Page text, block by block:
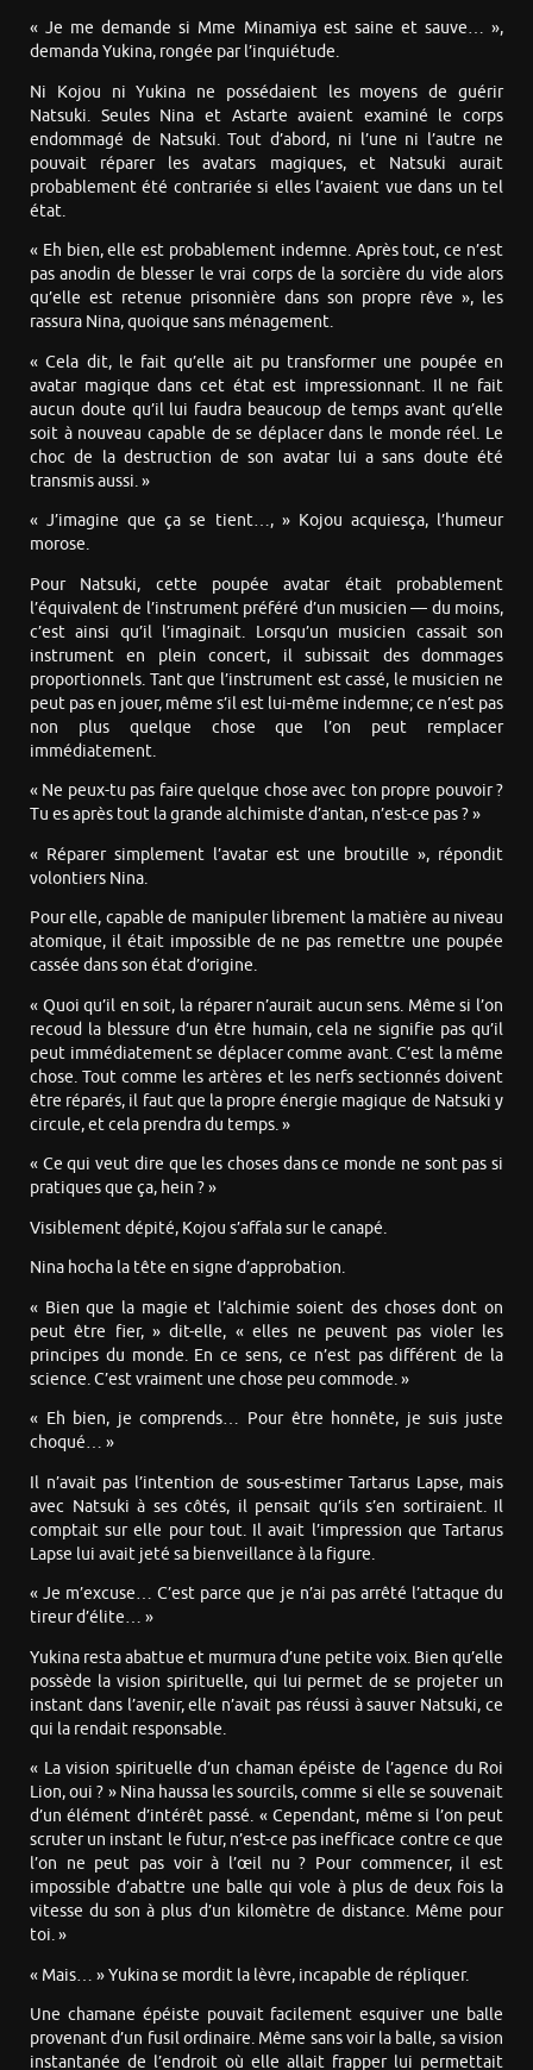
« Je me demande si Mme Minamiya est saine et sauve… »,
demanda Yukina, rongée par l’inquiétude.
Ni Kojou ni Yukina ne possédaient les moyens de guérir
Natsuki. Seules Nina et Astarte avaient examiné le corps
endommagé de Natsuki. Tout d’abord, ni l’une ni l’autre ne
pouvait réparer les avatars magiques, et Natsuki aurait
probablement été contrariée si elles l’avaient vue dans un tel
état.
« Eh bien, elle est probablement indemne. Après tout, ce n’est
pas anodin de blesser le vrai corps de la sorcière du vide alors
qu’elle est retenue prisonnière dans son propre rêve », les
rassura Nina, quoique sans ménagement.
« Cela dit, le fait qu’elle ait pu transformer une poupée en
avatar magique dans cet état est impressionnant. Il ne fait
aucun doute qu’il lui faudra beaucoup de temps avant qu’elle
soit à nouveau capable de se déplacer dans le monde réel. Le
choc de la destruction de son avatar lui a sans doute été
transmis aussi. »
« J’imagine que ça se tient…, » Kojou acquiesça, l’humeur
morose.
Pour Natsuki, cette poupée avatar était probablement
l’équivalent de l’instrument préféré d’un musicien — du moins,
c’est ainsi qu’il l’imaginait. Lorsqu’un musicien cassait son
instrument en plein concert, il subissait des dommages
proportionnels. Tant que l’instrument est cassé, le musicien ne
peut pas en jouer, même s’il est lui-même indemne; ce n’est pas
non plus quelque chose que l’on peut remplacer
immédiatement.
« Ne peux-tu pas faire quelque chose avec ton propre pouvoir ?
Tu es après tout la grande alchimiste d’antan, n’est-ce pas ? »
« Réparer simplement l’avatar est une broutille », répondit
volontiers Nina.
Pour elle, capable de manipuler librement la matière au niveau
atomique, il était impossible de ne pas remettre une poupée
cassée dans son état d’origine.
« Quoi qu’il en soit, la réparer n’aurait aucun sens. Même si l’on
recoud la blessure d’un être humain, cela ne signifie pas qu’il
peut immédiatement se déplacer comme avant. C’est la même
chose. Tout comme les artères et les nerfs sectionnés doivent
être réparés, il faut que la propre énergie magique de Natsuki y
circule, et cela prendra du temps. »
« Ce qui veut dire que les choses dans ce monde ne sont pas si
pratiques que ça, hein ? »
Visiblement dépité, Kojou s’affala sur le canapé.
Nina hocha la tête en signe d’approbation.
« Bien que la magie et l’alchimie soient des choses dont on
peut être fier, » dit-elle, « elles ne peuvent pas violer les
principes du monde. En ce sens, ce n’est pas différent de la
science. C’est vraiment une chose peu commode. »
« Eh bien, je comprends… Pour être honnête, je suis juste
choqué… »
Il n’avait pas l’intention de sous-estimer Tartarus Lapse, mais
avec Natsuki à ses côtés, il pensait qu’ils s’en sortiraient. Il
comptait sur elle pour tout. Il avait l’impression que Tartarus
Lapse lui avait jeté sa bienveillance à la figure.
« Je m’excuse… C’est parce que je n’ai pas arrêté l’attaque du
tireur d’élite… »
Yukina resta abattue et murmura d’une petite voix. Bien qu’elle
possède la vision spirituelle, qui lui permet de se projeter un
instant dans l’avenir, elle n’avait pas réussi à sauver Natsuki, ce
qui la rendait responsable.
« La vision spirituelle d’un chaman épéiste de l’agence du Roi
Lion, oui ? » Nina haussa les sourcils, comme si elle se souvenait
d’un élément d’intérêt passé. « Cependant, même si l’on peut
scruter un instant le futur, n’est-ce pas inefficace contre ce que
l’on ne peut pas voir à l’œil nu ? Pour commencer, il est
impossible d’abattre une balle qui vole à plus de deux fois la
vitesse du son à plus d’un kilomètre de distance. Même pour
toi. »
« Mais… » Yukina se mordit la lèvre, incapable de répliquer.
Une chamane épéiste pouvait facilement esquiver une balle
provenant d’un fusil ordinaire. Même sans voir la balle, sa vision
instantanée de l’endroit où elle allait frapper lui permettait